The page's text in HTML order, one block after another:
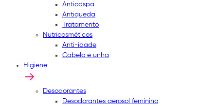
Anticaspa
Antiqueda
Tratamento
Nutricosméticos
Anti-idade
Cabelo e unha
Higiene
Desodorantes
Desodorantes aerosol feminino